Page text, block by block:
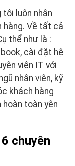
luôn nhận
Về tất cả
thể như là :
cài đặt hệ
viên IT với
nhân viên, kỹ
khách hàng
hoàn toàn yên
chuyên